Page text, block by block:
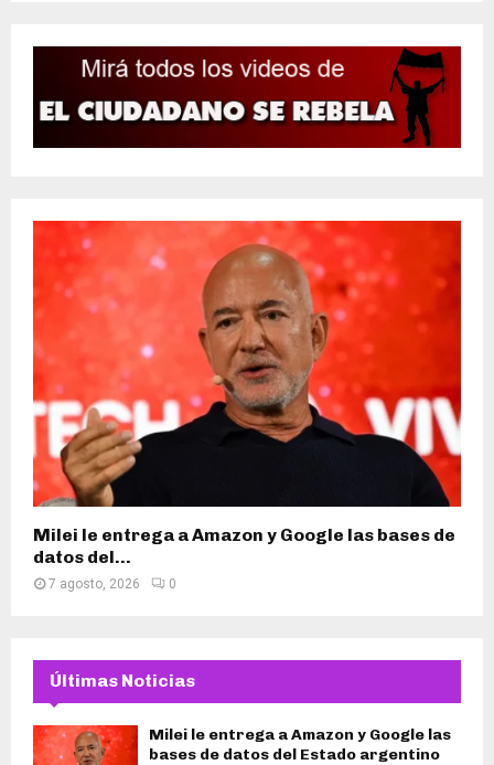
Milei le entrega a Amazon y Google las bases de
datos del...
7 agosto, 2026 0
Últimas Noticias
Milei le entrega a Amazon y Google las
bases de datos del Estado argentino